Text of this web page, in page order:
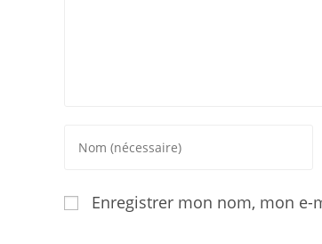
Enregistrer mon nom, mon